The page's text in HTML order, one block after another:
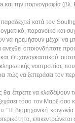
και την πορνογραφία
κατά τον
παρανοϊκό και
να ηρεμήσουν μέχρι
οποιονδήποτε
ψυχαναγκαστικού
νοοτροπίας
πώς να ξεπεράσει τον
θα έπρεπε να
τόσο τον Μαρξ όσο
βιομηχανική